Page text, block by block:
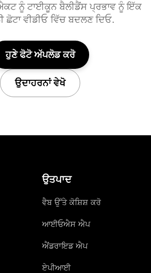
ਨੂੰ ਟਾਈਕੂਨ ਬੈਲੀਡੈਂਸ ਪ੍ਰਭਾਵ ਨੂੰ ਇੱਕ
ਛੋਟਾ ਵੀਡੀਓ ਵਿੱਚ ਬਦਲਣ ਦਿਓ.
ਹੁਣੇ ਫੋਟੋ ਅੱਪਲੋਡ ਕਰੋ
ਉਦਾਹਰਨਾਂ ਵੇਖੋ
ਉਤਪਾਦ
ਵੈਬ ਉੱਤੇ ਕੋਸ਼ਿਸ਼ ਕਰੋ
ਆਈਓਐਸ ਐਪ
ਐਂਡਰਾਇਡ ਐਪ
ਏਪੀਆਈ